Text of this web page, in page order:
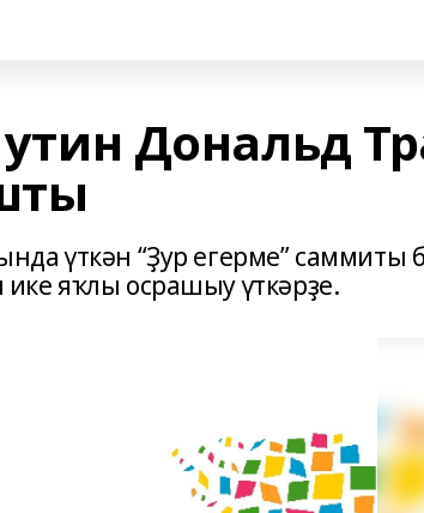
Дональд
үткән “Ҙур егерме”
яҡлы осрашыу үткәрҙе.